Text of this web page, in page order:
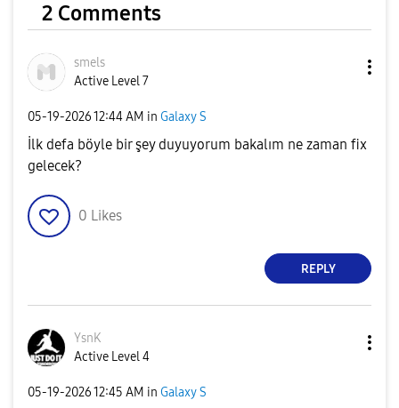
2 Comments
smels
Active Level 7
‎05-19-202612:44 AM in Galaxy S
İlk defa böyle bir şey duyuyorum bakalım ne zaman fix
gelecek?
0 Likes
REPLY
YsnK
Active Level 4
‎05-19-202612:45 AM in Galaxy S